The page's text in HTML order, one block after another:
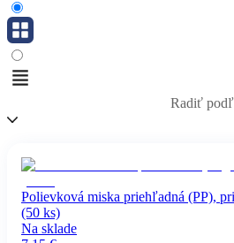
Radiť
Polievková miska priehľadná (PP),
(50 ks)
Na sklade